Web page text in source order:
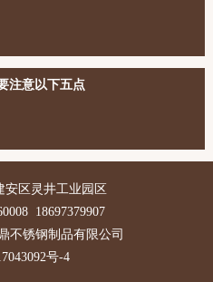
注意以下五点
安区灵井工业园区
18697379907
不锈钢制品有限公司
号-4